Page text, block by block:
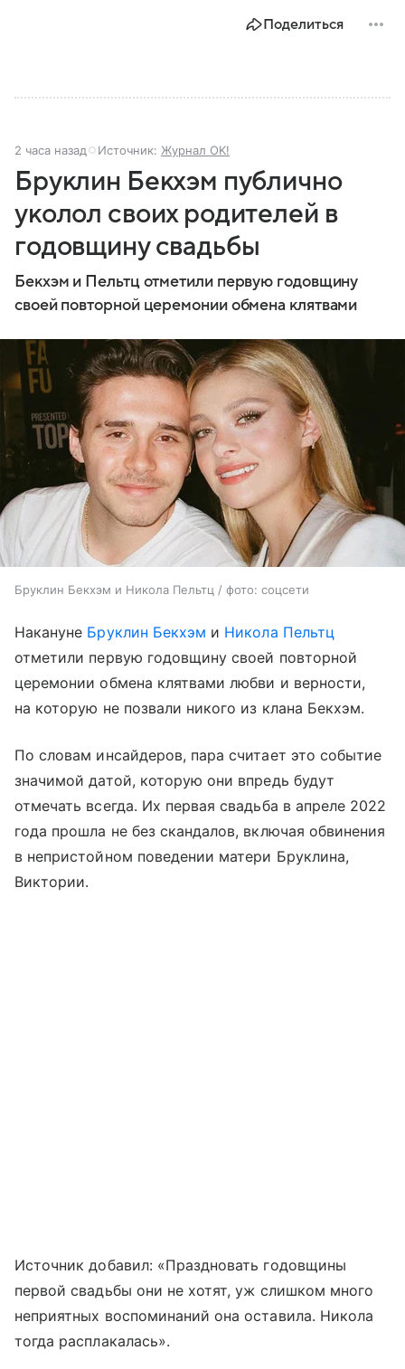
Поделиться
2 часа назад Источник: Журнал OK!
Бруклин Бекхэм публично
уколол своих родителей в
годовщину свадьбы
Бекхэм и Пельтц отметили первую годовщину
своей повторной церемонии обмена клятвами
Бруклин Бекхэм и Никола Пельтц / фото: соцсети
Накануне Бруклин Бекхэм и Никола Пельтц
отметили первую годовщину своей повторной
церемонии обмена клятвами любви и верности,
на которую не позвали никого из клана Бекхэм.
По словам инсайдеров, пара считает это событие
значимой датой, которую они впредь будут
отмечать всегда. Их первая свадьба в апреле 2022
года прошла не без скандалов, включая обвинения
в непристойном поведении матери Бруклина,
Виктории.
Источник добавил: «Праздновать годовщины
первой свадьбы они не хотят, уж слишком много
неприятных воспоминаний она оставила. Никола
тогда расплакалась».